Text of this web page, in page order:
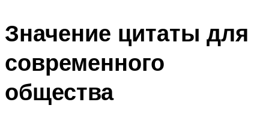
Значение цитаты для
современного
общества